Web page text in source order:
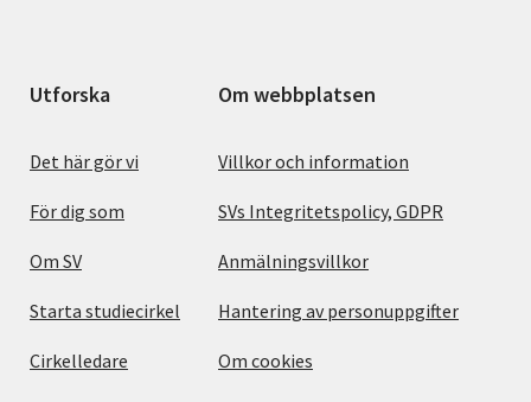
Utforska
Det här gör vi
För dig som
Om SV
Starta studiecirkel
Cirkelledare
Om webbplatsen
Villkor och information
SVs Integritetspolicy, GDPR
Anmälningsvillkor
Hantering av personuppgifter
Om cookies